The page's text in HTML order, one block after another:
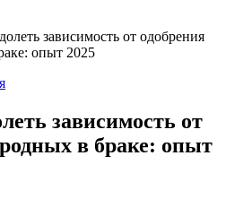
зависимость от
в браке: опыт